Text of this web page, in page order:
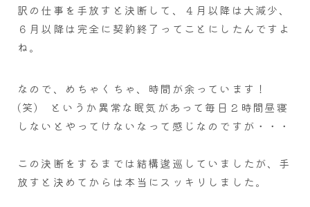
訳の仕事を手放すと決断して、４月以降は大減少、
６月以降は完全に契約終了ってことにしたんですよ
ね。
なので、めちゃくちゃ、時間が余っています！
(笑) というか異常な眠気があって毎日２時間昼寝
しないとやってけないなって感じなのですが・・・
この決断をするまでは結構逡巡していましたが、手
放すと決めてからは本当にスッキリしました。